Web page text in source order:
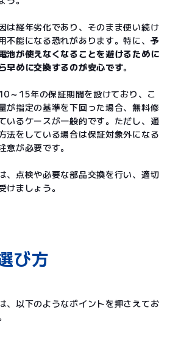
は経年劣化であり、そのまま使い続け
不能になる恐れがあります。特に、 予
池が使えなくなることを避けるために
早めに交換するのが安心です。
～15年の保証期間を設けており、こ
が指定の基準を下回った場合、無料修
いるケースが一般的です。ただし、通
法をしている場合は保証対象外になる
意が必要です。
、点検や必要な部品交換を行い、適切
けましょう。
び方
、以下のようなポイントを押さえてお